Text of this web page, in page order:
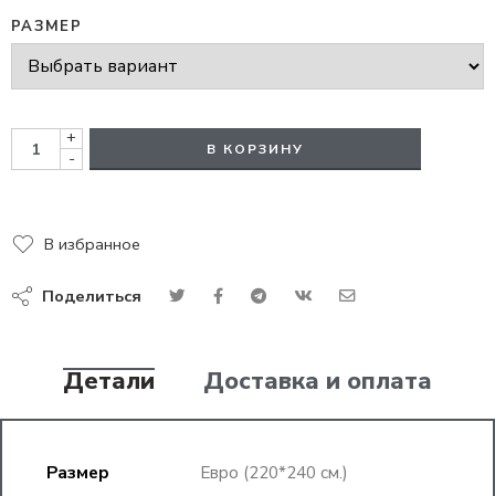
РАЗМЕР
+
-
В КОРЗИНУ
В избранное
Поделиться
Детали Доставка и оплата
Размер
Евро (220*240 см.)